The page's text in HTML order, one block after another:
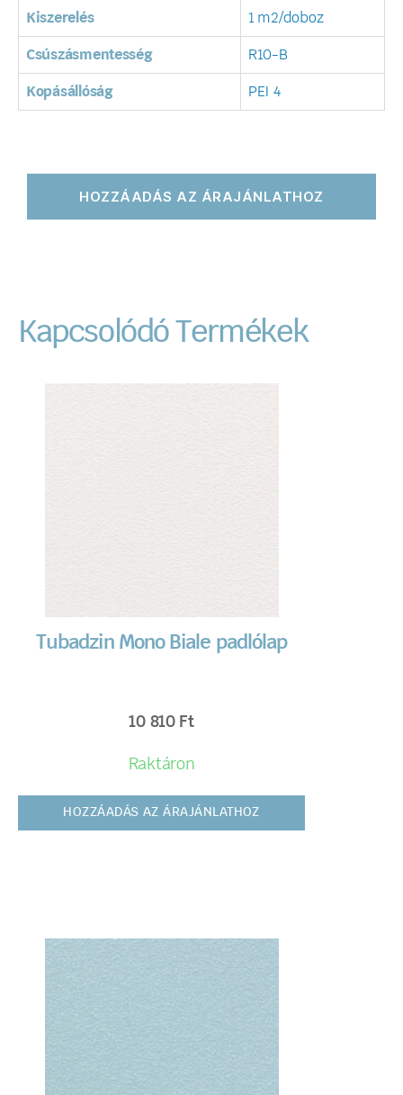
Kiszerelés 1 m2/doboz
Csúszásmentesség R10-B
Kopásállóság PEI 4
HOZZÁADÁS AZ ÁRAJÁNLATHOZ
Kapcsolódó Termékek
Tubadzin Mono Biale padlólap
10 810 Ft
Raktáron
HOZZÁADÁS AZ ÁRAJÁNLATHOZ